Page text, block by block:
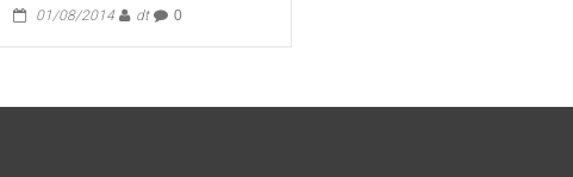
01/08/2014 dt 0